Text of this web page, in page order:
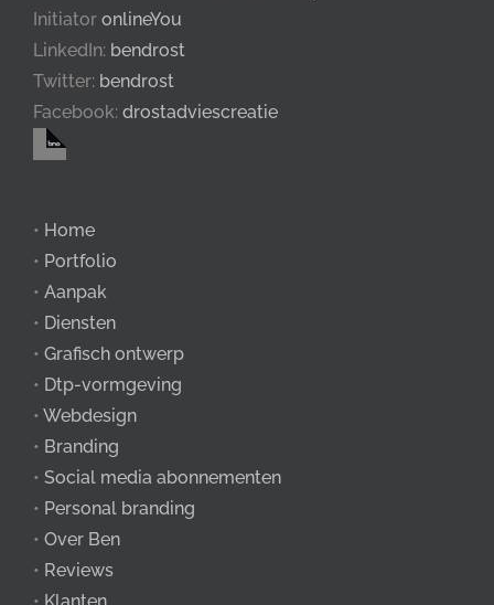
Initiator onlineYou
LinkedIn: bendrost
Twitter: bendrost
Facebook: drostadviescreatie
• Home
• Portfolio
• Aanpak
• Diensten
• Grafisch ontwerp
• Dtp-vormgeving
• Webdesign
• Branding
• Social media abonnementen
• Personal branding
• Over Ben
• Reviews